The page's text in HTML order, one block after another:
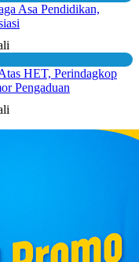
Asa Pendidikan,
HET, Perindagkop
Pengaduan